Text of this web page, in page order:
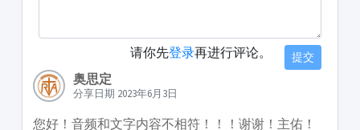
请你先登录再进行评论。 提交
奥思定
分享日期 2023年6月3日
您好！音频和文字内容不相符！！！谢谢！主佑！